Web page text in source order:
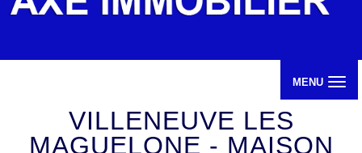
MENU
VILLENEUVE LES
MAGUELONE - MAISON